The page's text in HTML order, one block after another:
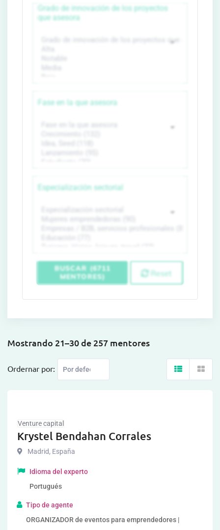
Grado de innovación de los proyectos
que asesora
Fase en la que asesora
Especialización sectorial
BUSCAR (6711
MENTORES)
Reset
Mostrando 21–30 de 257 mentores
Ordernar por:
Venture capital
Krystel Bendahan Corrales
Madrid, España
Idioma del experto
Portugués
Tipo de agente
ORGANIZADOR de eventos para emprendedores |